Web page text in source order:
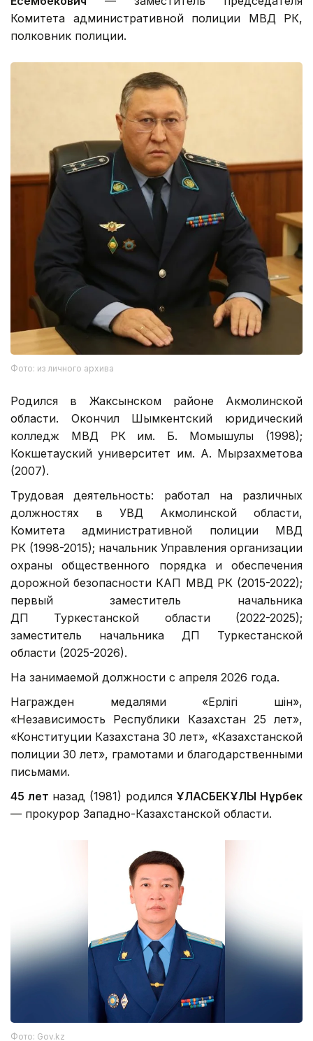
Комитета административной полиции МВД РК,
полковник полиции.
Фото: из личного архива
Родился в Жаксынском районе Акмолинской
области. Окончил Шымкентский юридический
колледж МВД РК им. Б. Момышулы (1998);
Кокшетауский университет им. А. Мырзахметова
(2007).
Трудовая деятельность: работал на различных
должностях в УВД Акмолинской области,
Комитета административной полиции МВД
РК (1998-2015); начальник Управления организации
охраны общественного порядка и обеспечения
дорожной безопасности КАП МВД РК (2015-2022);
первый заместитель начальника
ДП Туркестанской области (2022-2025);
заместитель начальника ДП Туркестанской
области (2025-2026).
На занимаемой должности с апреля 2026 года.
Награжден медалями «Ерлігі үшін»,
«Независимость Республики Казахстан 25 лет»,
«Конституции Казахстана 30 лет», «Казахстанской
полиции 30 лет», грамотами и благодарственными
письмами.
45 лет назад (1981) родился ҰЛАСБЕКҰЛЫ Нұрбек
— прокурор Западно-Казахстанской области.
Фото: Gov.kz